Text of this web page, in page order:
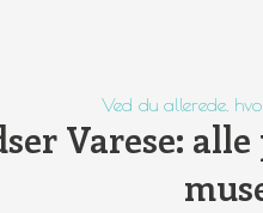
Ved du allerede,
Varese: